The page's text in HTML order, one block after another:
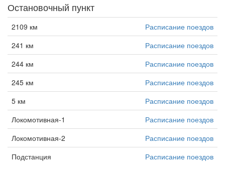
Остановочный пункт
2109 км
Расписание поездов
241 км
Расписание поездов
244 км
Расписание поездов
245 км
Расписание поездов
5 км
Расписание поездов
Локомотивная-1
Расписание поездов
Локомотивная-2
Расписание поездов
Подстанция
Расписание поездов